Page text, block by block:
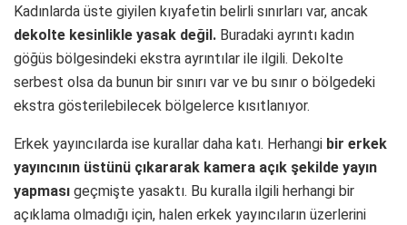
Kadınlarda üste giyilen kıyafetin belirli sınırları var, ancak
dekolte kesinlikle yasak değil. Buradaki ayrıntı kadın
göğüs bölgesindeki ekstra ayrıntılar ile ilgili. Dekolte
serbest olsa da bunun bir sınırı var ve bu sınır o bölgedeki
ekstra gösterilebilecek bölgelerce kısıtlanıyor.
Erkek yayıncılarda ise kurallar daha katı. Herhangi bir erkek
yayıncının üstünü çıkararak kamera açık şekilde yayın
yapması geçmişte yasaktı. Bu kuralla ilgili herhangi bir
açıklama olmadığı için, halen erkek yayıncıların üzerlerini